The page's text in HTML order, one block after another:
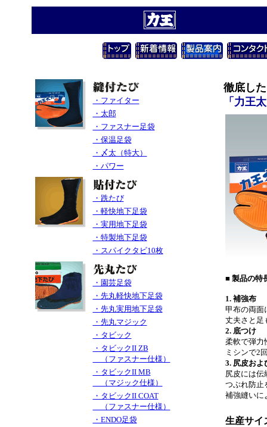
・ファイター
・太郎
・ファスナー足袋
・保温足袋
・〆太（特大）
・パワー
・跣たび
・軽快地下足袋
・実用地下足袋
・特製地下足袋
・スパイクタビ10枚
・園芸足袋
・先丸軽快地下足袋
・先丸実用地下足袋
・先丸マジック
・タビック
・タビックII ZB
（ファスナー仕様）
・タビックII MB
（マジック仕様）
・タビックII COAT
（ファスナー仕様）
・ENDO足袋
徹底し
「力王
■ 製品の特
1. 補強布
甲布の両面
丈夫さと足
2. 底つけ
柔軟で弾力
ミシンで2
3. 尻皮およ
尻皮には伝
つぶれ防止
補強縫いに
生産サイ